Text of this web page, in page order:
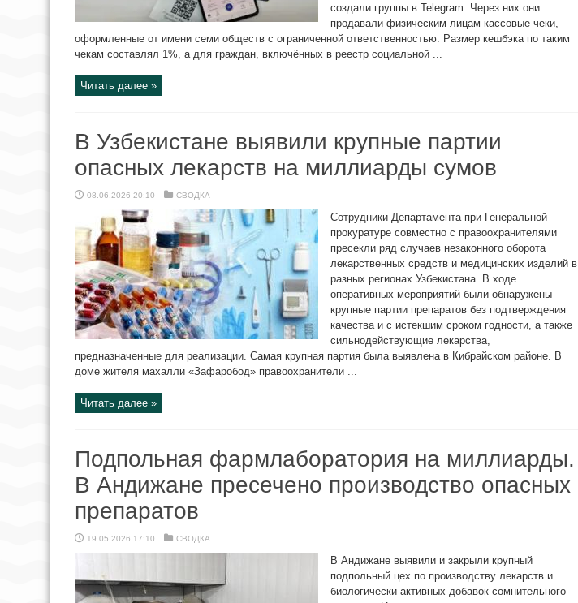
создали группы в Telegram. Через них они
продавали физическим лицам кассовые чеки,
оформленные от имени семи обществ с ограниченной ответственностью. Размер кешбэка по таким
чекам составлял 1%, а для граждан, включённых в реестр социальной ...
Читать далее »
В Узбекистане выявили крупные партии
опасных лекарств на миллиарды сумов
08.06.2026 20:10 СВОДКА
Сотрудники Департамента при Генеральной
прокуратуре совместно с правоохранителями
пресекли ряд случаев незаконного оборота
лекарственных средств и медицинских изделий в
разных регионах Узбекистана. В ходе
оперативных мероприятий были обнаружены
крупные партии препаратов без подтверждения
качества и с истекшим сроком годности, а также
сильнодействующие лекарства,
предназначенные для реализации. Самая крупная партия была выявлена в Кибрайском районе. В
доме жителя махалли «Зафаробод» правоохранители ...
Читать далее »
Подпольная фармлаборатория на миллиарды.
В Андижане пресечено производство опасных
препаратов
19.05.2026 17:10 СВОДКА
В Андижане выявили и закрыли крупный
подпольный цех по производству лекарств и
биологически активных добавок сомнительного